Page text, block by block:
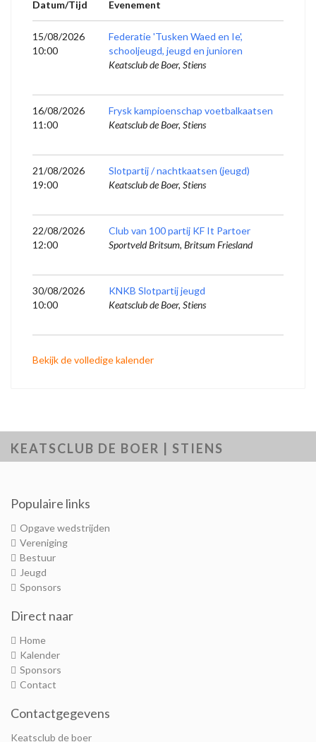
Datum/Tijd Evenement
15/08/2026
10:00
Federatie 'Tusken Waed en Ie',
schooljeugd, jeugd en junioren
Keatsclub de Boer, Stiens
16/08/2026
11:00
Frysk kampioenschap voetbalkaatsen
Keatsclub de Boer, Stiens
21/08/2026
19:00
Slotpartij / nachtkaatsen (jeugd)
Keatsclub de Boer, Stiens
22/08/2026
12:00
Club van 100 partij KF It Partoer
Sportveld Britsum, Britsum Friesland
30/08/2026
10:00
KNKB Slotpartij jeugd
Keatsclub de Boer, Stiens
Bekijk de volledige kalender
KEATSCLUB DE BOER | STIENS
Populaire links
Opgave wedstrijden
Vereniging
Bestuur
Jeugd
Sponsors
Direct naar
Home
Kalender
Sponsors
Contact
Contactgegevens
Keatsclub de boer